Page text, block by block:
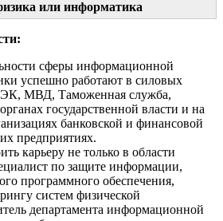
или информатика
сферы информационной
успешно работают в силовых
МВД, Таможенная служба,
государственной власти и на
банковской и финансовой
предприятиях.
карьеру не только в области
по защите информации,
программного обеспечения,
систем физической
департамента информационной